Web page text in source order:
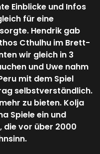
Einblicke und Infos
für eine
Hendrik gab
Cthulhu im Brett-
wir gleich in 3
und Uwe nahm
mit dem Spiel
selbstverständlich.
zu bieten. Kolja
Spiele ein und
die vor über 2000